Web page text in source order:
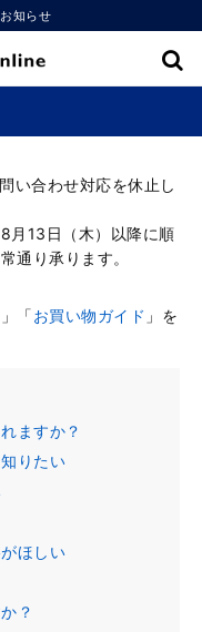
知らせ
い合わせ対応を休止し
月13日（木）以降に順
通り承ります。
」「お買い物ガイド 」を
ますか？
りたい
ほしい
？